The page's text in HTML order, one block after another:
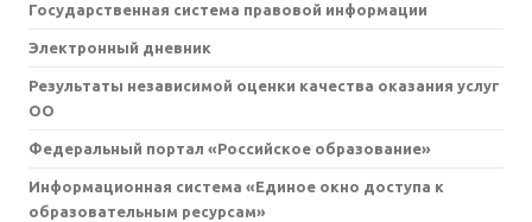
Государственная система правовой информации
Электронный дневник
Результаты независимой оценки качества оказания услуг
ОО
Федеральный портал «Российское образование»
Информационная система «Единое окно доступа к
образовательным ресурсам»